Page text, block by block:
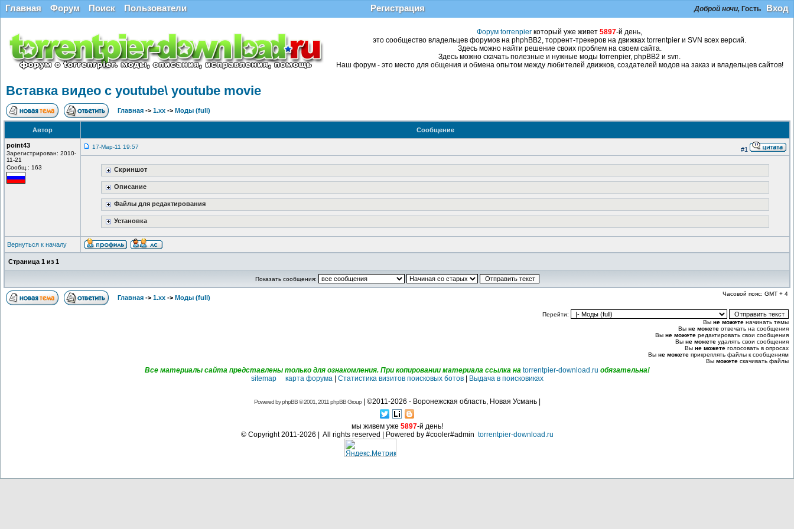
Главная Форум Поиск Пользователи Регистрация Доброй ночи, Гость Вход
Форум torrenpier который уже живет 5897-й день,
это сообщество владельцев форумов на phphBB2, торрент-трекеров на движках torrentpier и SVN всех версий.
Здесь можно найти решение своих проблем на своем сайта.
Здесь можно скачать полезные и нужные моды torrenpier, phpBB2 и svn.
Наш форум - это место для общения и обмена опытом между любителей движков, создателей модов на заказ и владельцев сайтов!
Вставка видео с youtube\ youtube movie
Главная -> 1.xx -> Моды (full)
Автор Сообщение
point43
Зарегистрирован: 2010-
11-21
Сообщ.: 163
17-Мар-11 19:57 #1
Скриншот
Описание
Файлы для редактирования
Установка
Вернуться к началу
Страница 1 из 1
Показать сообщения:
Главная -> 1.xx -> Моды (full)
Часовой пояс: GMT + 4
Перейти:
Вы не можете начинать темы
Вы не можете отвечать на сообщения
Вы не можете редактировать свои сообщения
Вы не можете удалять свои сообщения
Вы не можете голосовать в опросах
Вы не можете прикреплять файлы к сообщениям
Вы можете скачивать файлы
Все материалы сайта представлены только для ознакомления. При копировании материала ссылка на torrentpier-download.ru обязательна!
sitemap карта форума| Статистика визитов поисковых ботов| Выдача в поисковиках
Powered byphpBB© 2001, 2011 phpBB Group| ©2011-2026 - Воронежская область, Новая Усмань |
мы живем уже 5897-й день!
© Copyright 2011-2026 | All rights reserved | Powered by #cooler#admin torrentpier-download.ru